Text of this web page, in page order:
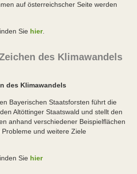
auf österreichscher Seite werden
Sie hier.
des Klimawandels
des Klimawandels
Bayerischen Staatsforsten führt die
Altöttinger Staatswald und stellt den
anhand verschiedener Beispielflächen
und weitere Ziele
Sie hier